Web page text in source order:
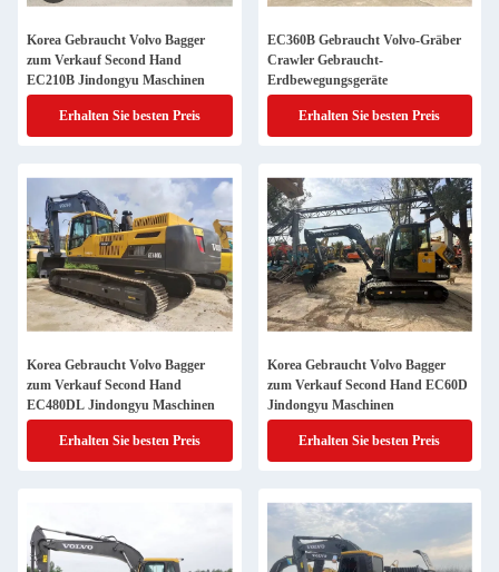
Korea Gebraucht Volvo Bagger
zum Verkauf Second Hand
EC210B Jindongyu Maschinen
Erhalten Sie besten Preis
EC360B Gebraucht Volvo-Gräber
Crawler Gebraucht-
Erdbewegungsgeräte
Erhalten Sie besten Preis
Korea Gebraucht Volvo Bagger
zum Verkauf Second Hand
EC480DL Jindongyu Maschinen
Erhalten Sie besten Preis
Korea Gebraucht Volvo Bagger
zum Verkauf Second Hand EC60D
Jindongyu Maschinen
Erhalten Sie besten Preis